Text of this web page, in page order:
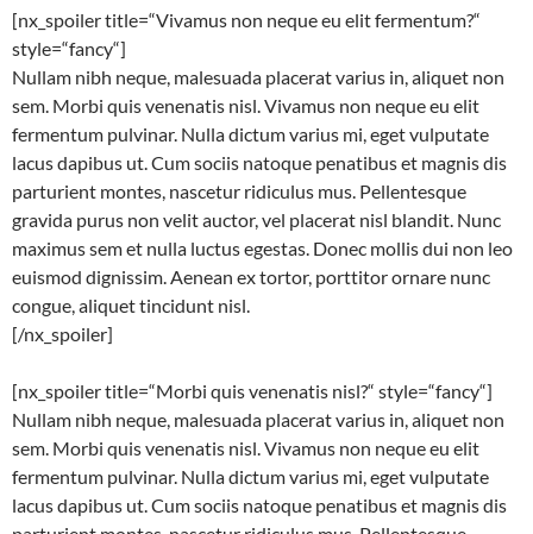
[nx_spoiler title=“Vivamus non neque eu elit fermentum?“
style=“fancy“]
Nullam nibh neque, malesuada placerat varius in, aliquet non
sem. Morbi quis venenatis nisl. Vivamus non neque eu elit
fermentum pulvinar. Nulla dictum varius mi, eget vulputate
lacus dapibus ut. Cum sociis natoque penatibus et magnis dis
parturient montes, nascetur ridiculus mus. Pellentesque
gravida purus non velit auctor, vel placerat nisl blandit. Nunc
maximus sem et nulla luctus egestas. Donec mollis dui non leo
euismod dignissim. Aenean ex tortor, porttitor ornare nunc
congue, aliquet tincidunt nisl.
[/nx_spoiler]
[nx_spoiler title=“Morbi quis venenatis nisl?“ style=“fancy“]
Nullam nibh neque, malesuada placerat varius in, aliquet non
sem. Morbi quis venenatis nisl. Vivamus non neque eu elit
fermentum pulvinar. Nulla dictum varius mi, eget vulputate
lacus dapibus ut. Cum sociis natoque penatibus et magnis dis